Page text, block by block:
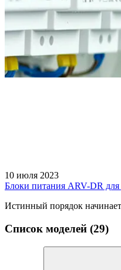
10 июля 2023
Блоки питания ARV-DR
Истинный порядок
Список моделей (29)